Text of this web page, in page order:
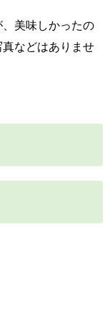
美味しかったの
などはありませ